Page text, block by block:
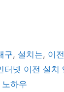
구, 설치는, 이전
터넷 이전 설치
하우